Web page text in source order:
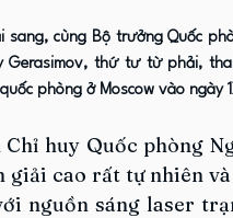
sang, cùng Bộ trưởng Quốc
thứ tư từ phải,
phòng ở Moscow vào ngày
huy Quốc phòng
cao rất tự nhiên
nguồn sáng laser